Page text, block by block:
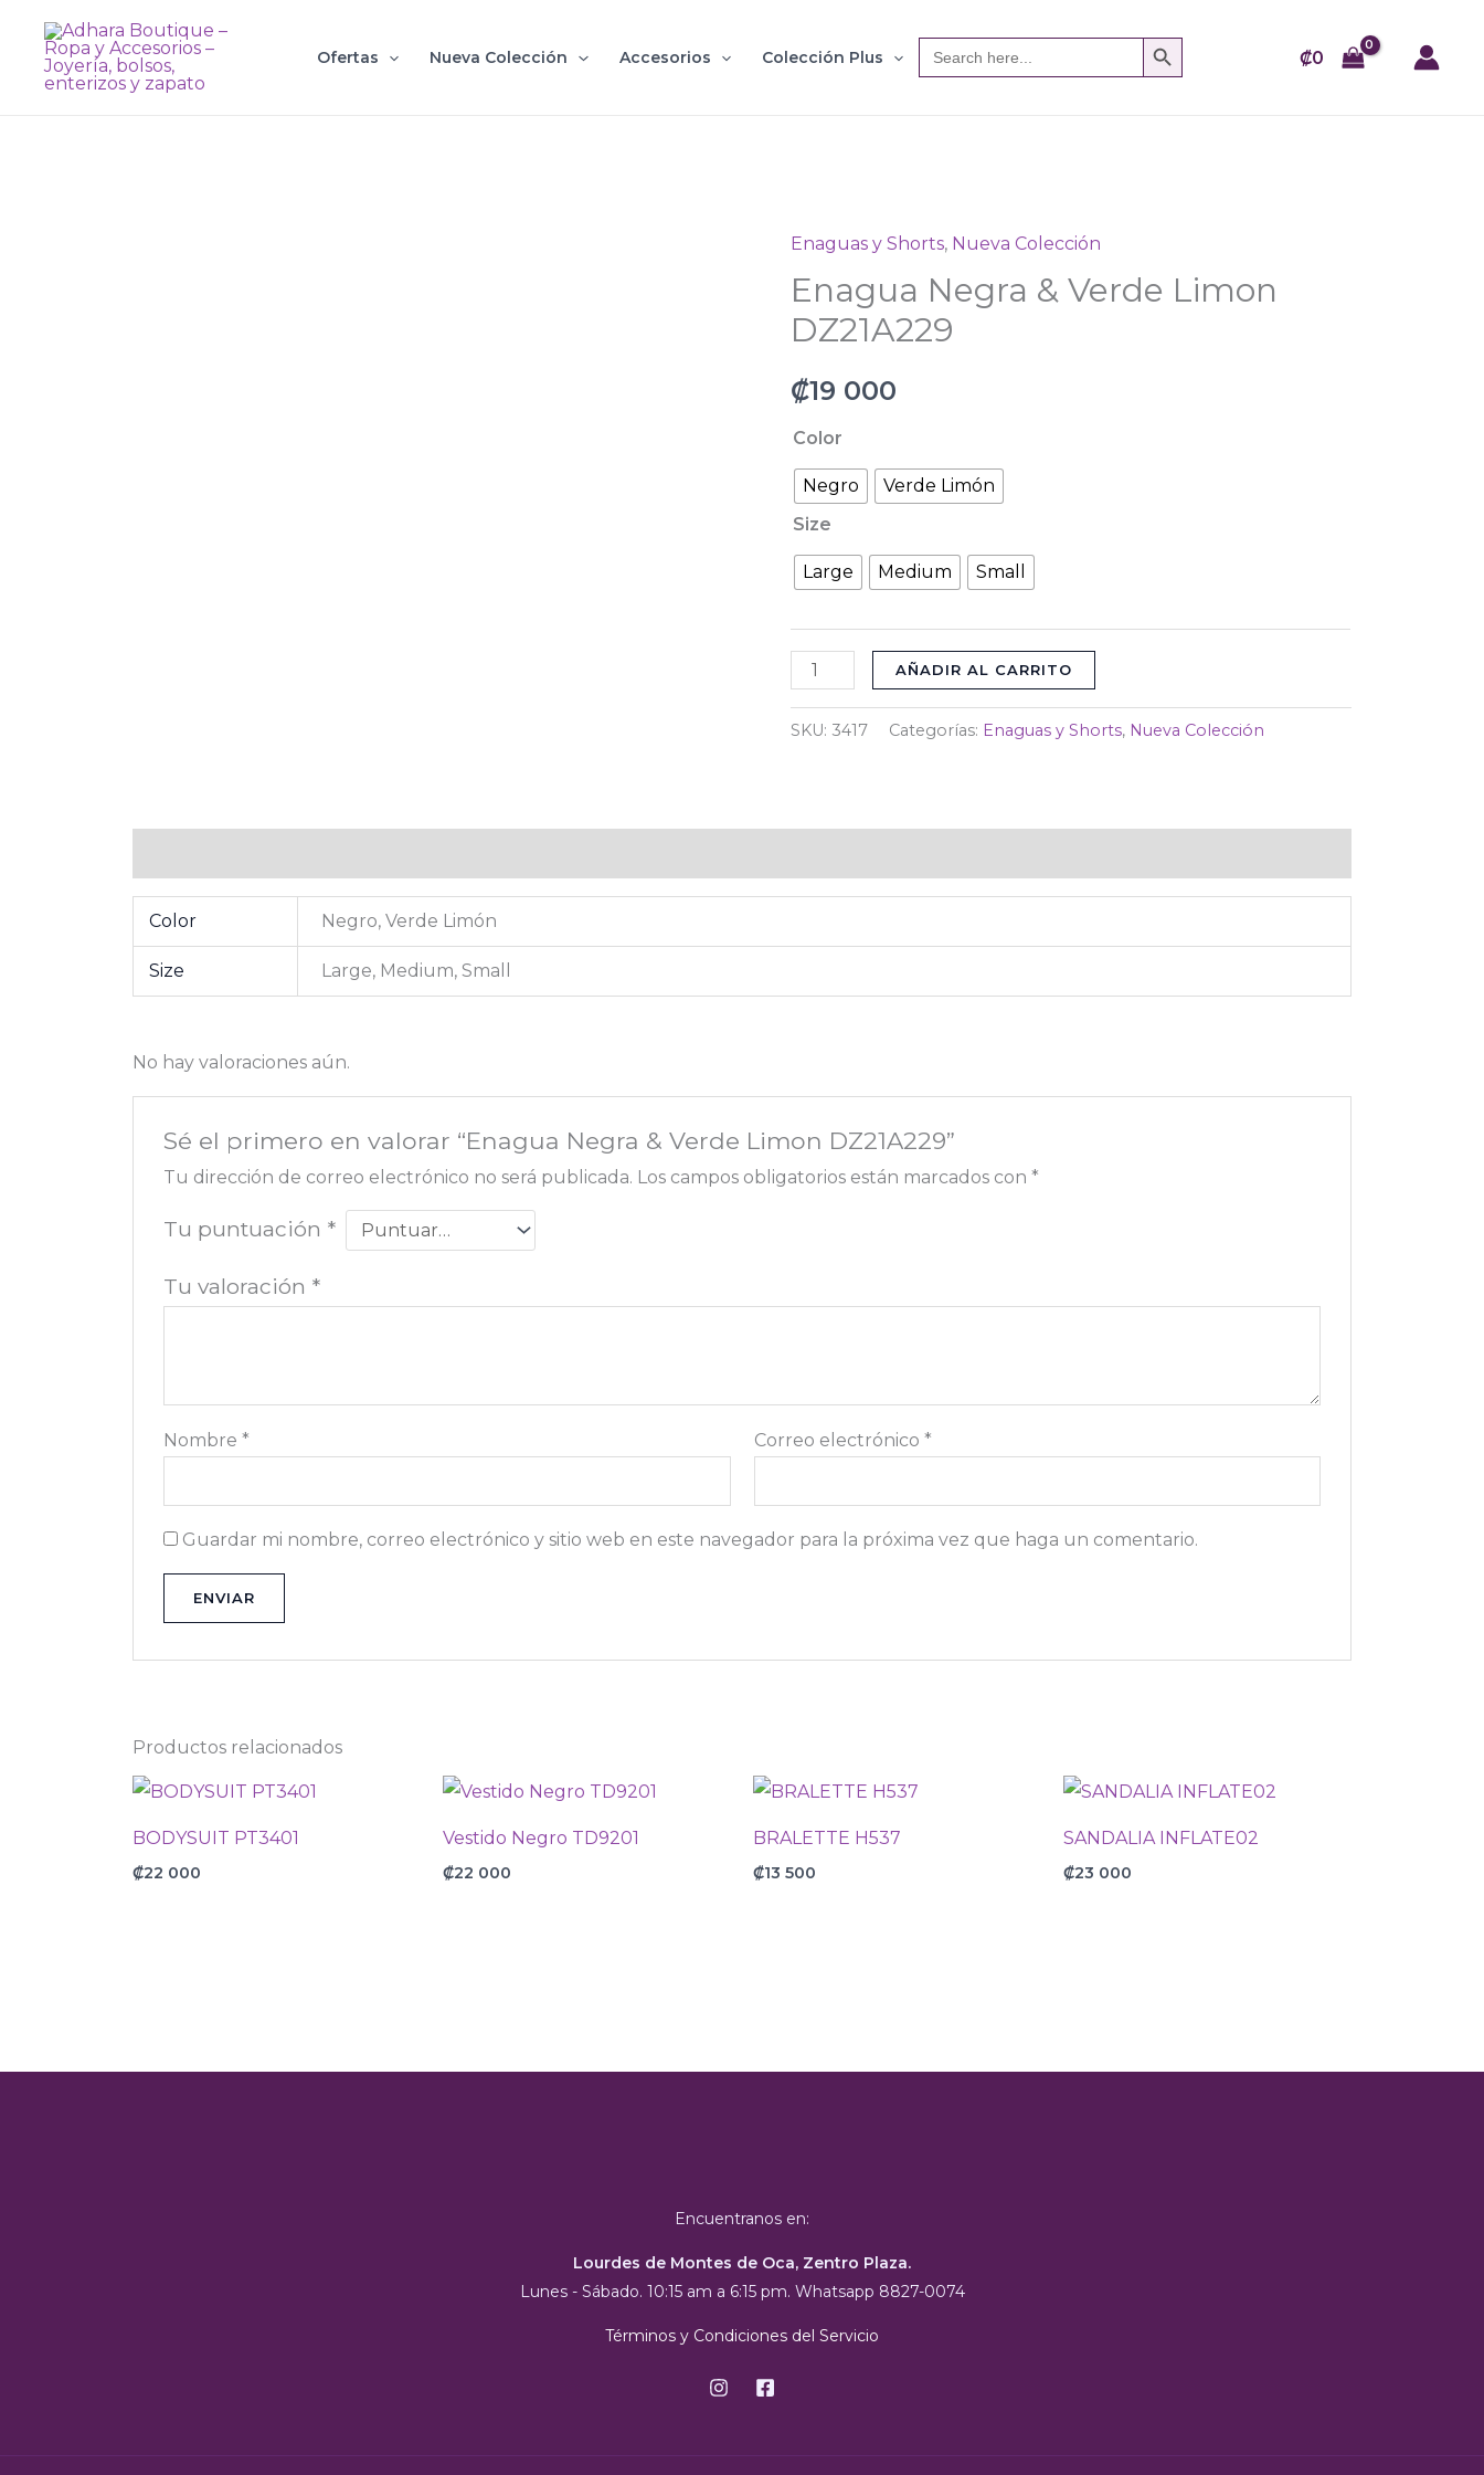
contenido
Ofertas Nueva Colección Accesorios Colección Plus
Search
for:
SEARCH BUTTON
₡0
Enaguas y Shorts, Nueva Colección
Enagua Negra & Verde Limon
DZ21A229
₡19 000
Color
Negro
Verde Limón
Size
Large Medium Small
Enagua
Negra
&
Verde
Limon
DZ21A229
cantidad
AÑADIR AL CARRITO
SKU: 3417 Categorías: Enaguas y Shorts, Nueva Colección
Color Negro, Verde Limón
Size Large, Medium, Small
No hay valoraciones aún.
Sé el primero en valorar “Enagua Negra & Verde Limon DZ21A229”
Tu dirección de correo electrónico no será publicada. Los campos obligatorios están marcados con *
Tu puntuación *
Tu valoración *
Nombre * Correo electrónico *
Guardar mi nombre, correo electrónico y sitio web en este navegador para la próxima vez que haga un comentario.
Productos relacionados
BODYSUIT PT3401
₡22 000
Vestido Negro TD9201
₡22 000
BRALETTE H537
₡13 500
SANDALIA INFLATE02
₡23 000
Encuentranos en:
Lourdes de Montes de Oca, Zentro Plaza.
Lunes - Sábado. 10:15 am a 6:15 pm. Whatsapp 8827-0074
Términos y Condiciones del Servicio